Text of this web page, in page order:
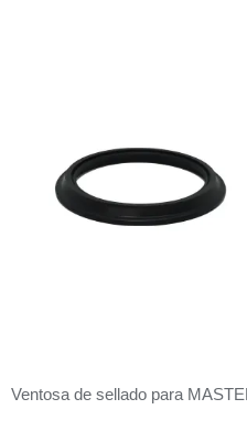
Ventosa de sellado para